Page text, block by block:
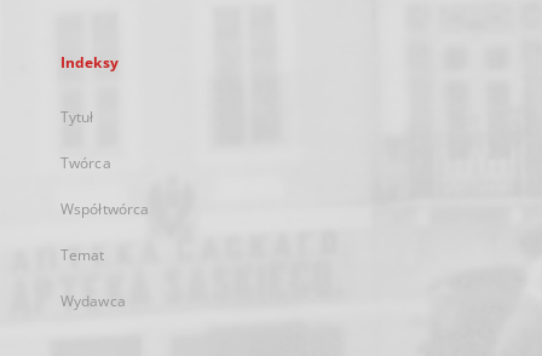
Indeksy
Tytuł
Twórca
Współtwórca
Temat
Wydawca